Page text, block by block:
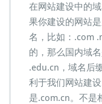
在网站建设中的
果你建设的网站
名，比如：.com
的，那么国内域
.edu.cn，域名后
利于我们网站建
是.com.cn。不是